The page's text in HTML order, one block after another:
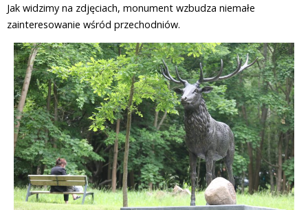
Jak widzimy na zdjęciach, monument wzbudza niemałe
zainteresowanie wśród przechodniów.